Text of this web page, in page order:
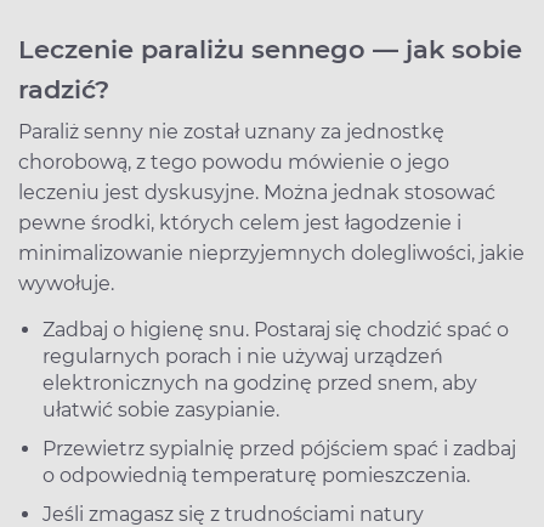
Leczenie paraliżu sennego — jak sobie
radzić?
Paraliż senny nie został uznany za jednostkę
chorobową, z tego powodu mówienie o jego
leczeniu jest dyskusyjne. Można jednak stosować
pewne środki, których celem jest łagodzenie i
minimalizowanie nieprzyjemnych dolegliwości, jakie
wywołuje.
Zadbaj o higienę snu. Postaraj się chodzić spać o
regularnych porach i nie używaj urządzeń
elektronicznych na godzinę przed snem, aby
ułatwić sobie zasypianie.
Przewietrz sypialnię przed pójściem spać i zadbaj
o odpowiednią temperaturę pomieszczenia.
Jeśli zmagasz się z trudnościami natury